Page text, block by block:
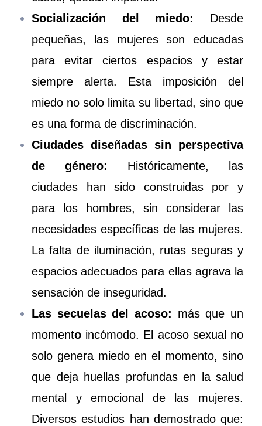
Socialización del miedo:
Desde
pequeñas, las mujeres son educadas
para evitar ciertos espacios y estar
siempre alerta. Esta imposición del
miedo no solo limita su libertad, sino que
es una forma de discriminación.
Ciudades diseñadas sin perspectiva
de género: Históricamente, las
ciudades han sido construidas por y
para los hombres, sin considerar las
necesidades específicas de las mujeres.
La falta de iluminación, rutas seguras y
espacios adecuados para ellas agrava la
sensación de inseguridad.
Las secuelas del acoso: más que un
momento incómodo. El acoso sexual no
solo genera miedo en el momento, sino
que deja huellas profundas en la salud
mental y emocional de las mujeres.
Diversos estudios han demostrado que: